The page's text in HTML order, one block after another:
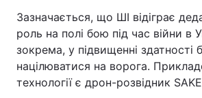
Зазначається, що ШІ відіграє
роль на полі бою під час війни в
зокрема, у підвищенні здатності
націлюватися на ворога.
технології є дрон-розвідник